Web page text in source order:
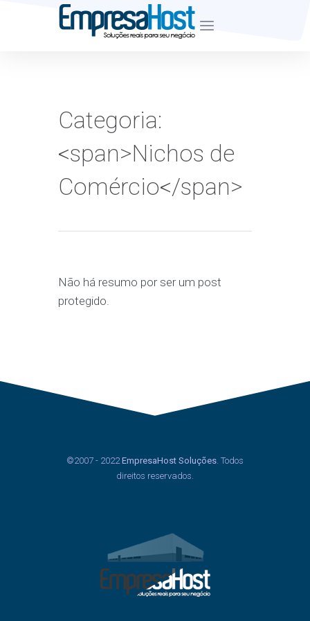
Desde Junho de 2007
Categoria:
<span>Nichos de
Comércio</span>
Não há resumo por ser um post
protegido.
©2007 - 2022EmpresaHost Soluções. Todos
direitos reservados.